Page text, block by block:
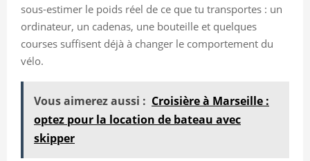
sous-estimer le poids réel de ce que tu transportes : un
ordinateur, un cadenas, une bouteille et quelques
courses suffisent déjà à changer le comportement du
vélo.
Vous aimerez aussi : Croisière à Marseille :
optez pour la location de bateau avec
skipper